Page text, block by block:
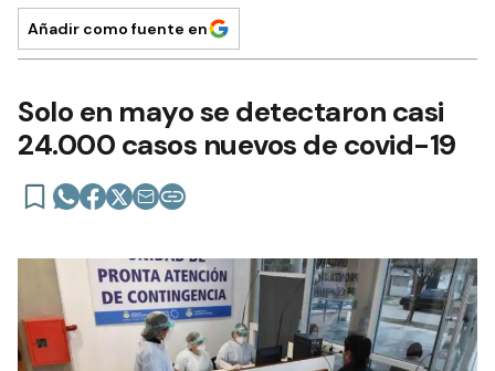
Añadir como fuente en
Solo en mayo se detectaron casi
24.000 casos nuevos de covid-19